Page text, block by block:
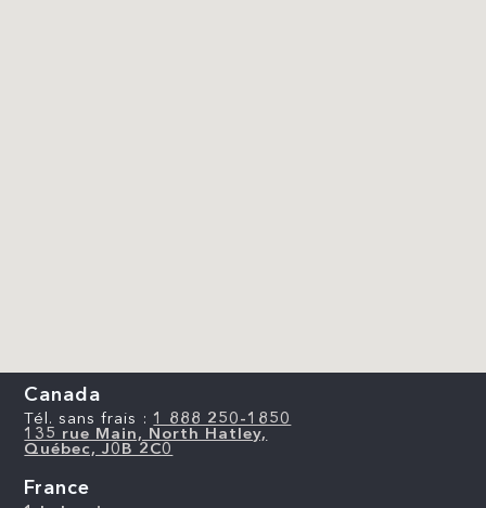
Canada
Tél. sans frais : 1 888 250-1850
135 rue Main, North Hatley,
Québec, J0B 2C0
France